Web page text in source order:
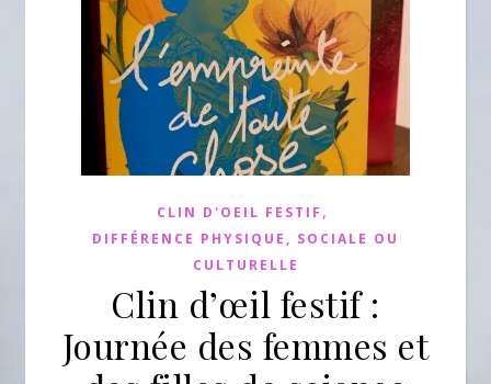
CLIN D'OEIL FESTIF ,
DIFFÉRENCE PHYSIQUE, SOCIALE OU
CULTURELLE
Clin d’œil festif :
Journée des femmes et